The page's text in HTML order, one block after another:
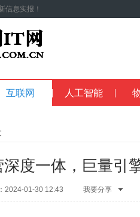
信息实报！
互联网 人工智能
度一体，巨量引
2024-01-30 12:43
我要分享